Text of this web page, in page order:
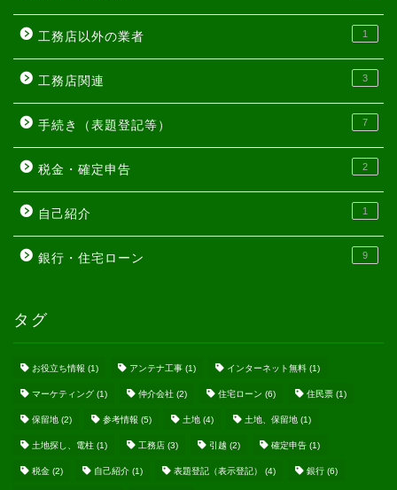
工務店以外の業者 1
工務店関連 3
手続き（表題登記等） 7
税金・確定申告 2
自己紹介 1
銀行・住宅ローン 9
タグ
お役立ち情報 (1) アンテナ工事 (1) インターネット無料 (1)
マーケティング (1) 仲介会社 (2) 住宅ローン (6) 住民票 (1)
保留地 (2) 参考情報 (5) 土地 (4) 土地、保留地 (1)
土地探し、電柱 (1) 工務店 (3) 引越 (2) 確定申告 (1)
税金 (2) 自己紹介 (1) 表題登記（表示登記） (4) 銀行 (6)